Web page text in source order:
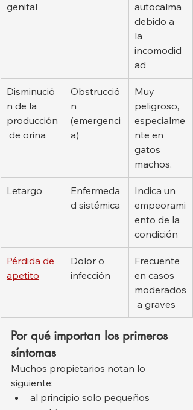
genital
autocalma
debido a
la
incomodid
ad
Disminució
n de la
producción
de orina
Obstrucció
n
(emergenci
a)
Muy
peligroso,
especialme
nte en
gatos
machos.
Letargo
Enfermeda
d sistémica
Indica un
empeorami
ento de la
condición
Pérdida de
apetito
Dolor o
infección
Frecuente
en casos
moderados
a graves
Por qué importan los primeros
síntomas
Muchos propietarios notan lo
siguiente:
al principio solo pequeños